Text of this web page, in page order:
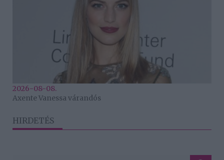
2026-08-08.
Axente Vanessa várandós
HIRDETÉS